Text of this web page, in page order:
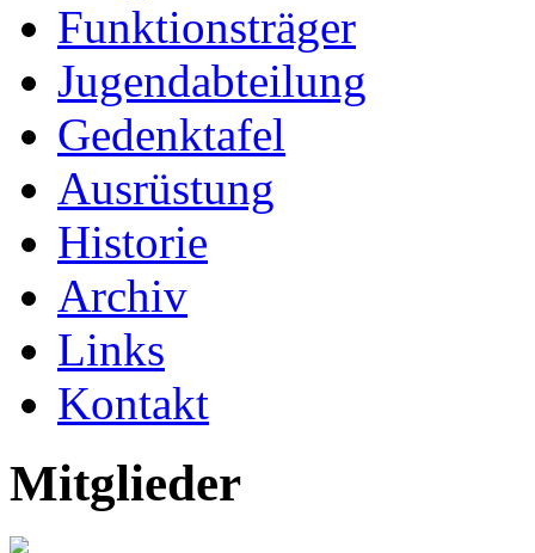
Funktionsträger
Jugendabteilung
Gedenktafel
Ausrüstung
Historie
Archiv
Links
Kontakt
Mitglieder